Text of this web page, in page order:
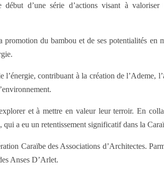
d’une série d’actions visant à
du bambou et de ses potentialités en
contribuant à la création de l’Ademe,
et à mettre en valeur leur terroir. En
a eu un retentissement significatif dans la
Caraïbe des Associations d’Architectes.
Anses D’Arlet.